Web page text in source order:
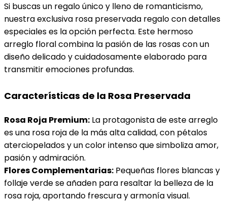
Si buscas un regalo único y lleno de romanticismo,
nuestra exclusiva rosa preservada regalo con detalles
especiales es la opción perfecta. Este hermoso
arreglo floral combina la pasión de las rosas con un
diseño delicado y cuidadosamente elaborado para
transmitir emociones profundas.
Características de la Rosa Preservada
Rosa Roja Premium: La protagonista de este arreglo
es una rosa roja de la más alta calidad, con pétalos
aterciopelados y un color intenso que simboliza amor,
pasión y admiración.
Flores Complementarias: Pequeñas flores blancas y
follaje verde se añaden para resaltar la belleza de la
rosa roja, aportando frescura y armonía visual.